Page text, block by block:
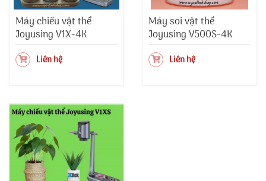
Máy chiếu vật thể
Joyusing V1X-4K
Liên hệ
Máy soi vật thể
Joyusing V500S-4K
Liên hệ